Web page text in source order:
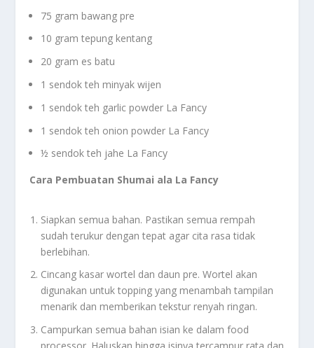
75 gram bawang pre
10 gram tepung kentang
20 gram es batu
1 sendok teh minyak wijen
1 sendok teh garlic powder La Fancy
1 sendok teh onion powder La Fancy
½ sendok teh jahe La Fancy
Cara Pembuatan Shumai ala La Fancy
Siapkan semua bahan. Pastikan semua rempah
sudah terukur dengan tepat agar cita rasa tidak
berlebihan.
Cincang kasar wortel dan daun pre. Wortel akan
digunakan untuk topping yang menambah tampilan
menarik dan memberikan tekstur renyah ringan.
Campurkan semua bahan isian ke dalam food